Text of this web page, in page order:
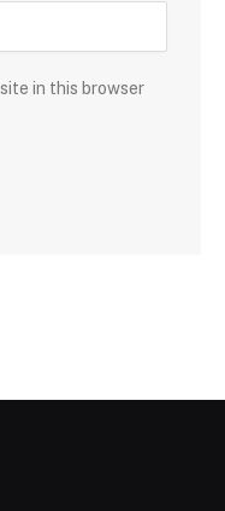
in this browser